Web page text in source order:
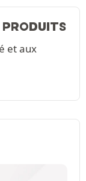
PRODUITS
et aux